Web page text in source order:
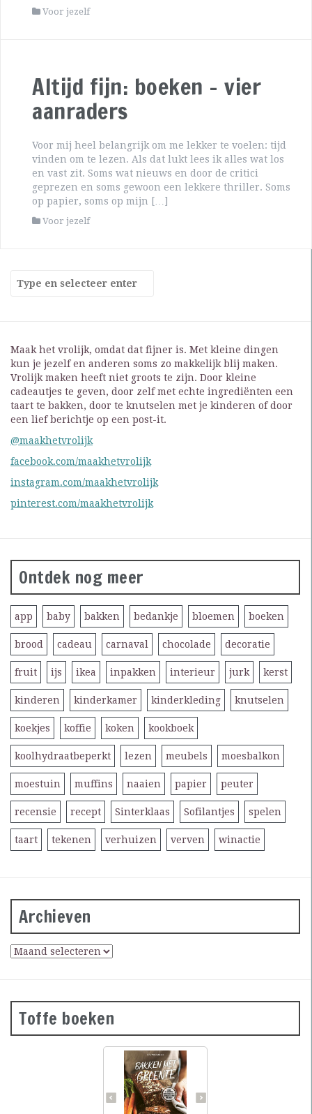
Voor jezelf
Altijd fijn: boeken – vier
aanraders
Voor mij heel belangrijk om me lekker te voelen: tijd
vinden om te lezen. Als dat lukt lees ik alles wat los
en vast zit. Soms wat nieuws en door de critici
geprezen en soms gewoon een lekkere thriller. Soms
op papier, soms op mijn […]
Voor jezelf
Maak het vrolijk, omdat dat fijner is. Met kleine dingen
kun je jezelf en anderen soms zo makkelijk blij maken.
Vrolijk maken heeft niet groots te zijn. Door kleine
cadeautjes te geven, door zelf met echte ingrediënten een
taart te bakken, door te knutselen met je kinderen of door
een lief berichtje op een post-it.
@maakhetvrolijk
facebook.com/maakhetvrolijk
instagram.com/maakhetvrolijk
pinterest.com/maakhetvrolijk
Ontdek nog meer
app baby bakken bedankje bloemen boeken
brood cadeau carnaval chocolade decoratie
fruit ijs ikea inpakken interieur jurk kerst
kinderen kinderkamer kinderkleding knutselen
koekjes koffie koken kookboek
koolhydraatbeperkt lezen meubels moesbalkon
moestuin muffins naaien papier peuter
recensie recept Sinterklaas Sofilantjes spelen
taart tekenen verhuizen verven winactie
Archieven
Toffe boeken
courgettebaguettes,
wortelbroodjes en
roggecrackers met
knolselderij: wanneer je
groente in het deeg doet,
krijg je mals en kleurrijk